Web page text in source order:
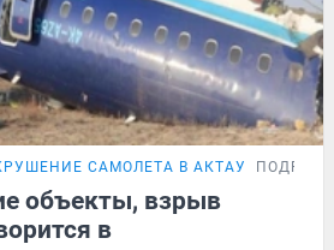
САМОЛЕТА В АКТАУ
объекты, взрыв
в